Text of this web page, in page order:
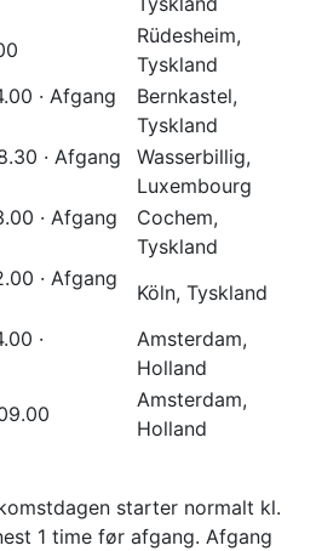
Rüdesheim,
Tyskland
· Afgang
Bernkastel,
Tyskland
· Afgang
Wasserbillig,
Luxembourg
· Afgang
Cochem,
Tyskland
· Afgang
Köln, Tyskland
·
Amsterdam,
Holland
Amsterdam,
Holland
starter normalt kl.
1 time før afgang. Afgang